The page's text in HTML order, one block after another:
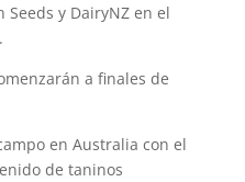
Seeds y DairyNZ en el
a finales de
en Australia con el
de taninos